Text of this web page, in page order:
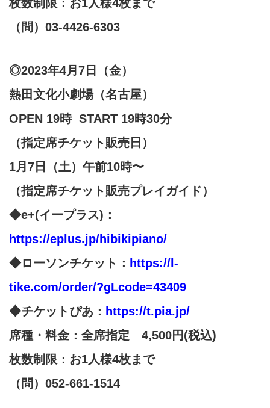
枚数制限：お1人様4枚まで
（問）03-4426-6303
◎2023年4月7日（金）
熱田文化小劇場（名古屋）
OPEN 19時 START 19時30分
（指定席チケット販売日）
1月7日（土）午前10時〜
（指定席チケット販売プレイガイド）
◆e+(イープラス)：
https://eplus.jp/hibikipiano/
◆ローソンチケット： https://l-
tike.com/order/?gLcode=43409
◆チケットぴあ： https://t.pia.jp/
席種・料金：全席指定 4,500円(税込)
枚数制限：お1人様4枚まで
（問）052-661-1514